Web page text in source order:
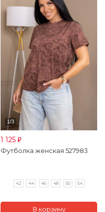
1 125 ₽
Футболка женская 527983
42 44 46 48 50 54